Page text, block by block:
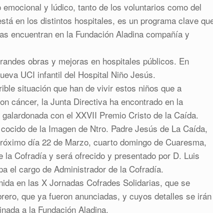
y lúdico, tanto de los voluntarios como del
en los distintos hospitales, es un programa clave
encuentran en la Fundación Aladina compañía y
obras y mejoras en hospitales públicos. En
UCI infantil del Hospital Niño Jesús.
situación que han de vivir estos niños que a
cáncer, la Junta Directiva ha encontrado en la
con el XXVII Premio Cristo de la Caída.
de la Imagen de Ntro. Padre Jesús de La Caída,
día 22 de Marzo, cuarto domingo de Cuaresma,
Cofradía y será ofrecido y presentado por D. Luis
el cargo de Administrador de la Cofradía.
en las X Jornadas Cofrades Solidarias, que se
que ya fueron anunciadas, y cuyos detalles se irán
a la Fundación Aladina.